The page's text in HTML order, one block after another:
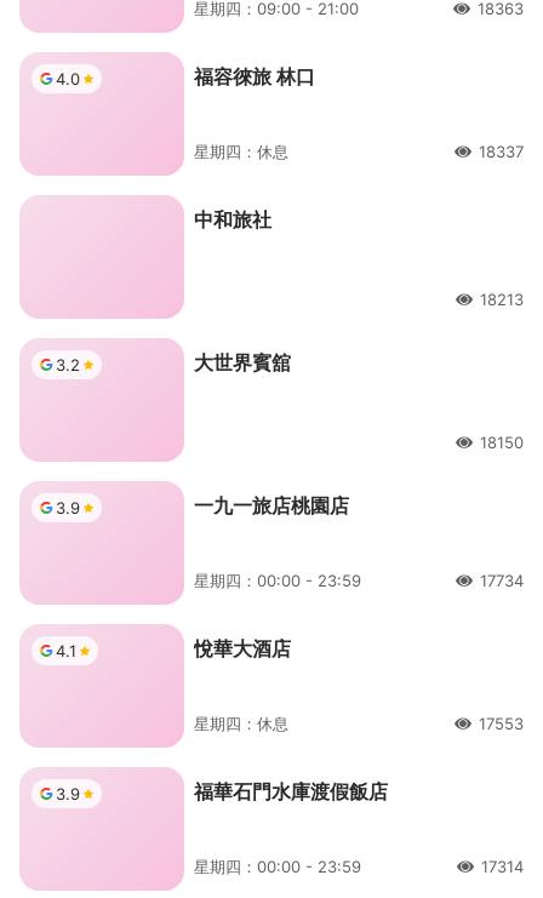
星期四：09:00 - 21:00 人氣18363
4.0 福容徠旅 林口
星期四：休息 人氣18337
中和旅社
人氣18213
3.2 大世界賓舘
人氣18150
3.9 一九一旅店桃園店
星期四：00:00 - 23:59 人氣17734
4.1 悅華大酒店
星期四：休息 人氣17553
3.9 福華石門水庫渡假飯店
星期四：00:00 - 23:59 人氣17314